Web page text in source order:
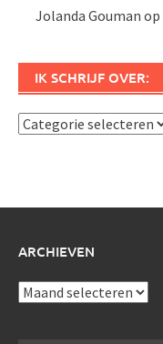
Jolanda Gouman op
IK SCHRIJF OVER:
Ik
ARCHIEVEN
Archieven